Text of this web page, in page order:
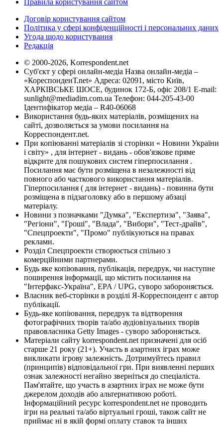
Договір користування сайтом
Політика у сфері конфіденційності і персональних даних
Угода щодо користування
Редакція
© 2000-2026, Korrespondent.net
Суб'єкт у сфері онлайн-медіа Назва онлайн-медіа –
«КореспонденТ.net» Адреса: 02091, місто Київ,
ХАРКІВСЬКЕ ШОСЕ, будинок 172-Б, офіс 208/1 E-mail:
sunlight@mediadim.com.ua Телефон: 044-205-43-00
Ідентифікатор медіа – R40-06068
Використання будь-яких матеріалів, розміщених на
сайті, дозволяється за умови посилання на
Корреспондент.net.
При копіюванні матеріалів зі сторінки « Новини України
і світу» , для інтернет - видань - обов'язкове пряме
відкрите для пошукових систем гіперпосилання .
Посилання має бути розміщена в незалежності від
повного або часткового використання матеріалів.
Гіперпосилання ( для інтернет - видань) - повинна бути
розміщена в підзаголовку або в першому абзаці
матеріалу.
Новини з позначками "Думка", "Експертиза", "Заява",
"Регіони", "Гроші", "Влада", "Вибори", "Тест-драйв",
"Спецпроекти", "Промо" публікуються на правах
реклами.
Розділ Спецпроекти створюється спільно з
комерційними партнерами.
Будь яке копіювання, публікація, передрук, чи наступне
поширення інформації, що містить посилання на
"Інтерфакс-Україна", EPA / UPG, суворо забороняється.
Власник веб-сторінки в розділі Я-Корреспондент є автор
публікації.
Будь-яке копіювання, передрук та відтворення
фотографічних творів та/або аудіовізуальних творів
правовласника Getty Images - суворо забороняється.
Матеріали сайту korrespondent.net призначені для осіб
старше 21 року (21+). Участь в азартних іграх може
викликати ігрову залежність. Дотримуйтесь правил
(принципів) відповідальної гри. При виявленні перших
ознак залежності негайно зверніться до спеціаліста.
Пам'ятайте, що участь в азартних іграх не може бути
джерелом доходів або альтернативою роботі.
Інформаційний ресурс korrespondent.net не проводить
ігри на реальні та/або віртуальні гроші, також сайт не
приймає ні в якій формі оплату ставок та інших